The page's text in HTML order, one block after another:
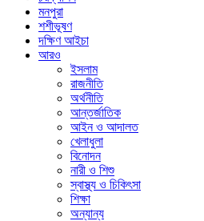
মনপুরা
শশীভূষণ
দক্ষিণ আইচা
আরও
ইসলাম
রাজনীতি
অর্থনীতি
আন্তর্জাতিক
আইন ও আদালত
খেলাধুলা
বিনোদন
নারী ও শিশু
স্বাস্থ্য ও চিকিৎসা
শিক্ষা
অন্যান্য